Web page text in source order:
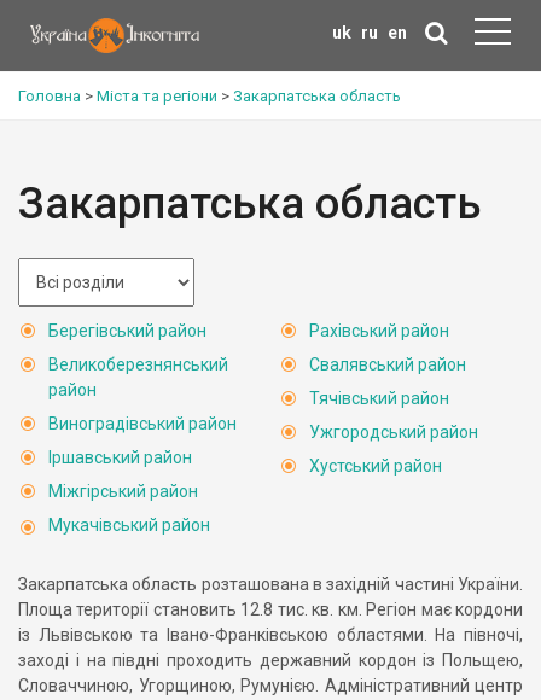
uk ru en
Головна > Міста та регіони > Закарпатська область
Закарпатська область
Берегівський район
Великоберезнянський
район
Виноградівський район
Іршавський район
Міжгірський район
Мукачівський район
Рахівський район
Свалявський район
Тячівський район
Ужгородський район
Хустський район
Закарпатська область розташована в західній частині України.
Площа території становить 12.8 тис. кв. км. Регіон має кордони
із Львівською та Івано-Франківською областями. На півночі,
заході і на півдні проходить державний кордон із Польщею,
Словаччиною, Угорщиною, Румунією. Адміністративний центр